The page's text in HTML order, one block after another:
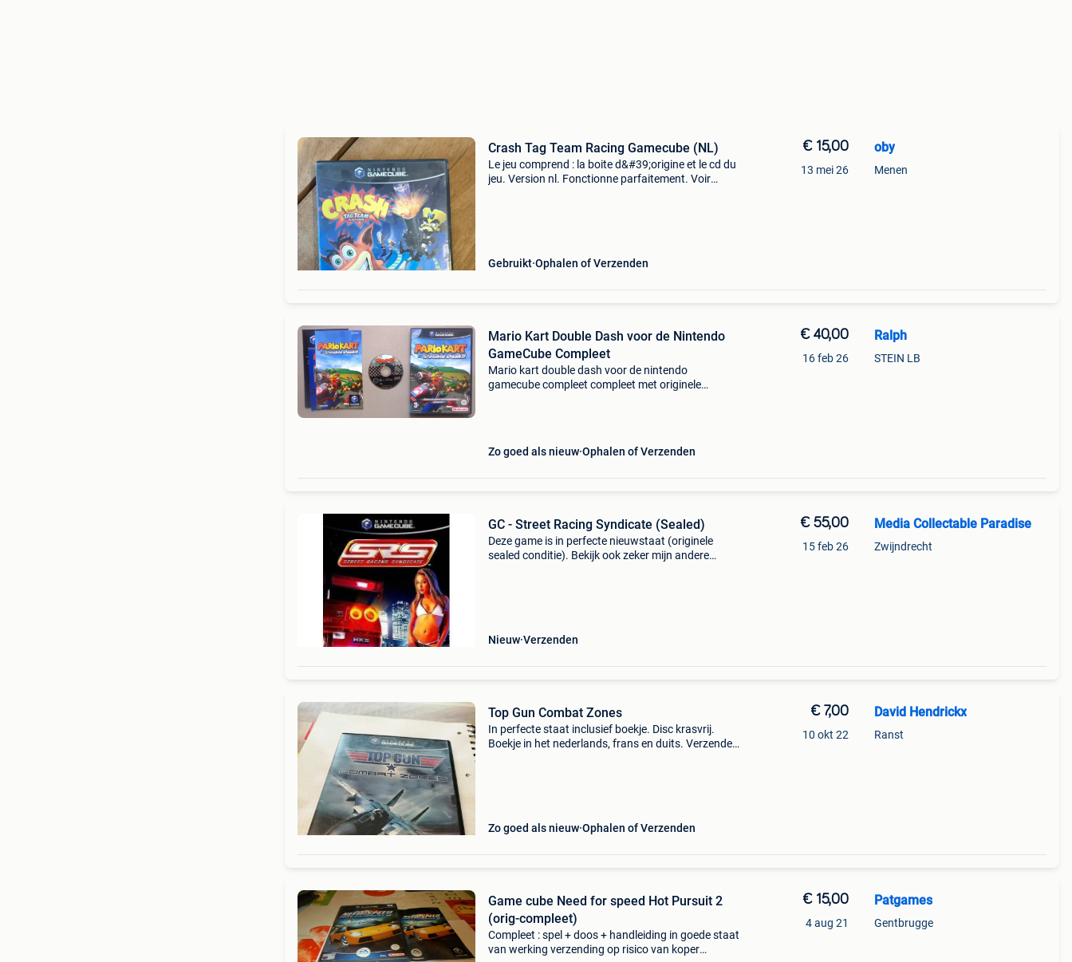
Crash Tag Team Racing Gamecube (NL)
Le jeu comprend : la boite d&#39;origine et le cd du
jeu. Version nl. Fonctionne parfaitement. Voir
Gebruikt Ophalen of Verzenden
€ 15,00
13 mei 26
oby
Menen
Mario Kart Double Dash voor de Nintendo
GameCube Compleet
Mario kart double dash voor de nintendo
gamecube compleet compleet met originele
Zo goed als nieuw Ophalen of Verzenden
€ 40,00
16 feb 26
Ralph
STEIN LB
GC - Street Racing Syndicate (Sealed)
Deze game is in perfecte nieuwstaat (originele
sealed conditie). Bekijk ook zeker mijn andere
Nieuw Verzenden
€ 55,00
15 feb 26
Media Collectable Paradise
Zwijndrecht
Top Gun Combat Zones
In perfecte staat inclusief boekje. Disc krasvrij.
Boekje in het nederlands, frans en duits. Verzenden
Zo goed als nieuw Ophalen of Verzenden
€ 7,00
10 okt 22
David Hendrickx
Ranst
Game cube Need for speed Hot Pursuit 2
(orig-compleet)
Compleet : spel + doos + handleiding in goede staat
van werking verzending op risico van koper
€ 15,00
4 aug 21
Patgames
Gentbrugge